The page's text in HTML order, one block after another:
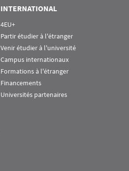
INTERNATIONAL
4EU+
Partir étudier à l'étranger
Venir étudier à l'université
Campus internationaux
Formations à l'étranger
Financements
Universités partenaires